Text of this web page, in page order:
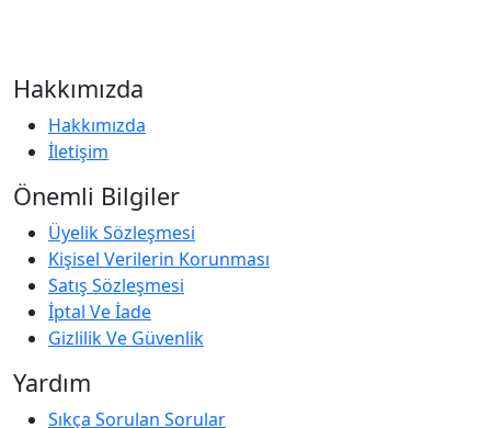
Hakkımızda
Hakkımızda
İletişim
Önemli Bilgiler
Üyelik Sözleşmesi
Kişisel Verilerin Korunması
Satış Sözleşmesi
İptal Ve İade
Gizlilik Ve Güvenlik
Yardım
Sıkça Sorulan Sorular